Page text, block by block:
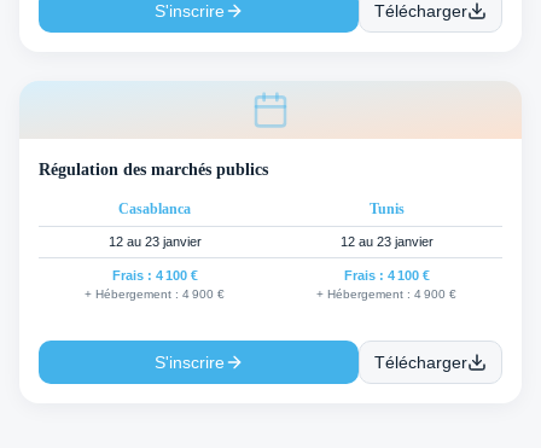
S'inscrire Télécharger
Régulation des marchés publics
Casablanca Tunis
12 au 23 janvier 12 au 23 janvier
Frais : 4 100 €
+ Hébergement : 4 900 €
Frais : 4 100 €
+ Hébergement : 4 900 €
S'inscrire Télécharger